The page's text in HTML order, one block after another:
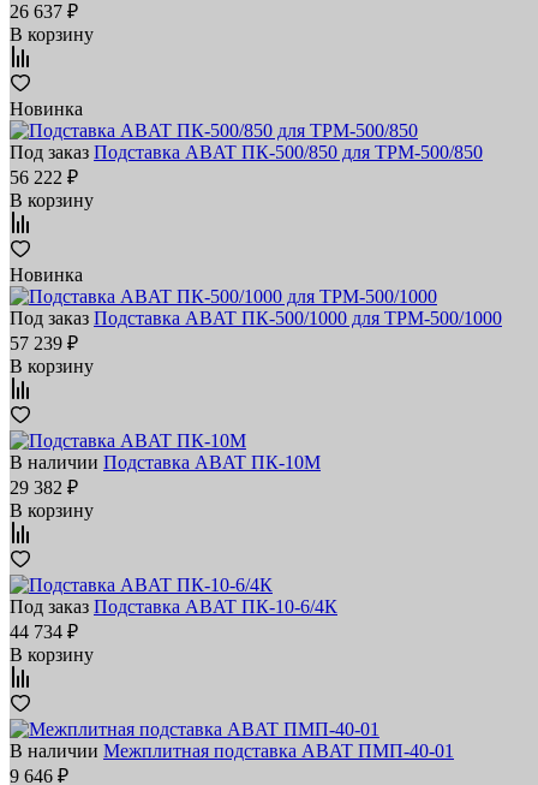
26 637 ₽
В корзину
Новинка
Под заказ Подставка ABAT ПК-500/850 для ТРМ-500/850
56 222 ₽
В корзину
Новинка
Под заказ Подставка ABAT ПК-500/1000 для ТРМ-500/1000
57 239 ₽
В корзину
В наличии Подставка ABAT ПК‑10М
29 382 ₽
В корзину
Под заказ Подставка ABAT ПК-10-6/4К
44 734 ₽
В корзину
В наличии Межплитная подставка ABAT ПМП‑40‑01
9 646 ₽